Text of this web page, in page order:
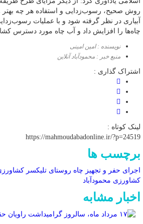
روش صحیح، رسوب‌‌زدایی و استفاده هر چه بهتر
آبیاری در نظر گرفته شود و با عملیات
چاه‌ها را افزایش داد و آب چاه مورد دسترس
نویسنده : امین امینی
منبع خبر : محمودآباد آنلاین
اشتراک گذاری :
لینک کوتاه :
https://mahmoudabadonline.ir/?p=24519
برچسب ها
اجرای حفر و تجهیز چاه روستای تلیکسر
کشاورزی محمودآباد
اخبار مشابه